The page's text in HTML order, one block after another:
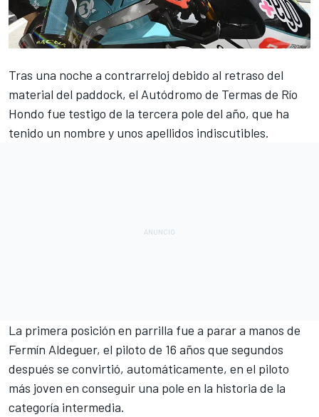
Tras una noche a contrarreloj debido al retraso del
material del paddock, el Autódromo de Termas de Río
Hondo fue testigo de la tercera pole del año, que ha
tenido un nombre y unos apellidos indiscutibles.
La primera posición en parrilla fue a parar a manos de
Fermín Aldeguer, el piloto de 16 años que segundos
después se convirtió, automáticamente, en el piloto
más joven en conseguir una pole en la historia de la
categoría intermedia.